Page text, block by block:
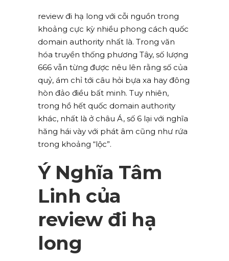
review đi hạ long với cỗi nguồn trong
khoảng cực kỳ nhiều phong cách quốc
domain authority nhất là. Trong văn
hóa truyền thống phương Tây, số lượng
666 vẫn từng được nêu lên rằng số của
quỷ, ám chỉ tới câu hỏi bựa xa hay đông
hòn đảo điều bất minh. Tuy nhiên,
trong hồ hết quốc domain authority
khác, nhất là ở châu Á, số 6 lại với nghĩa
hăng hái vày với phát âm cũng như rứa
trong khoảng “lộc”.
Ý Nghĩa Tâm
Linh của
review đi hạ
long